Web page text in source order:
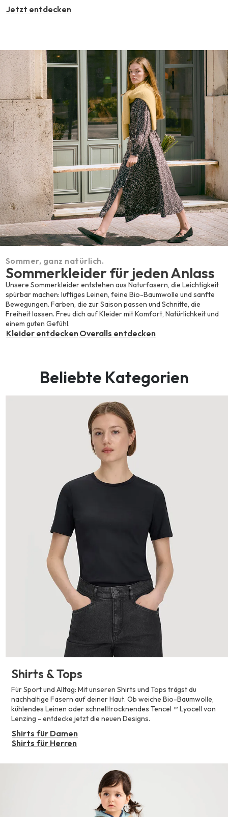
Jetzt entdecken
Sommer, ganz natürlich.
Sommerkleider für jeden Anlass
Unsere Sommerkleider entstehen aus Naturfasern, die Leichtigkeit
spürbar machen: luftiges Leinen, feine Bio-Baumwolle und sanfte
Bewegungen. Farben, die zur Saison passen und Schnitte, die
Freiheit lassen. Freu dich auf Kleider mit Komfort, Natürlichkeit und
einem guten Gefühl.
Kleider entdeckenOveralls entdecken
Beliebte Kategorien
Shirts & Tops
Für Sport und Alltag: Mit unseren Shirts und Tops trägst du
nachhaltige Fasern auf deiner Haut. Ob weiche Bio-Baumwolle,
kühlendes Leinen oder schnelltrocknendes Tencel ™ Lyocell von
Lenzing - entdecke jetzt die neuen Designs.
Shirts für Damen
Shirts für Herren